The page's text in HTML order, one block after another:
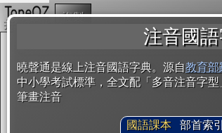
注音國
曉聲通是線上注音國語字典。源自教育部
中小學考試標準，全文配「多音注音字
筆畫注音
國語課本 部首索
複製